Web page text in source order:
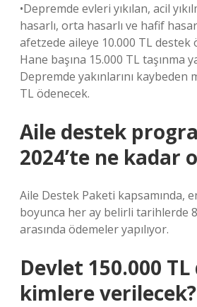
•Depremde evleri yıkılan, acil
hasarlı, orta hasarlı ve hafif
afetzede aileye 10.000 TL destek
Hane başına 15.000 TL taşınma
Depremde yakınlarını kaybeden
TL ödenecek.
Aile destek
2024’te ne kadar
Aile Destek Paketi kapsamında,
boyunca her ay belirli tarihlerde
arasında ödemeler yapılıyor.
Devlet 150.000
kimlere verilecek?